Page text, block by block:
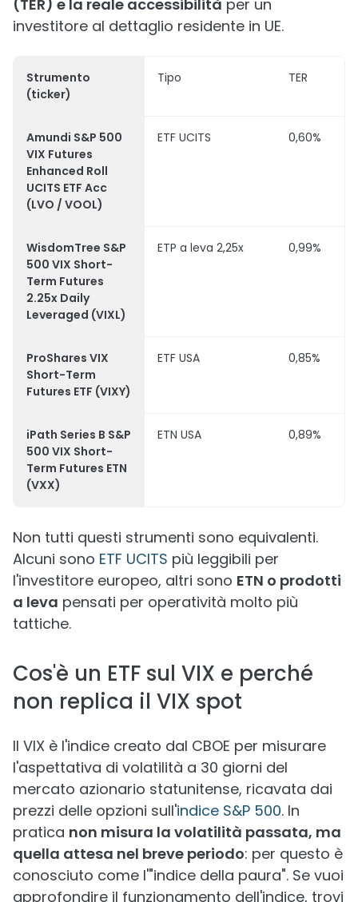
(TER) e la reale accessibilità per un
investitore al dettaglio residente in UE.
Strumento
(ticker)
Tipo TER
Amundi S&P 500
VIX Futures
Enhanced Roll
UCITS ETF Acc
(LVO / VOOL)
ETF UCITS 0,60%
WisdomTree S&P
500 VIX Short-
Term Futures
2.25x Daily
Leveraged (VIXL)
ETP a leva 2,25x 0,99%
ProShares VIX
Short-Term
Futures ETF (VIXY)
ETF USA 0,85%
iPath Series B S&P
500 VIX Short-
Term Futures ETN
(VXX)
ETN USA 0,89%
Non tutti questi strumenti sono equivalenti.
Alcuni sono ETF UCITS più leggibili per
l'investitore europeo, altri sono ETN o prodotti
a leva pensati per operatività molto più
tattiche.
Cos'è un ETF sul VIX e perché
non replica il VIX spot
Il VIX è l'indice creato dal CBOE per misurare
l'aspettativa di volatilità a 30 giorni del
mercato azionario statunitense, ricavata dai
prezzi delle opzioni sull'indice S&P 500. In
pratica non misura la volatilità passata, ma
quella attesa nel breve periodo: per questo è
conosciuto come l'"indice della paura". Se vuoi
approfondire il funzionamento dell'indice, trovi